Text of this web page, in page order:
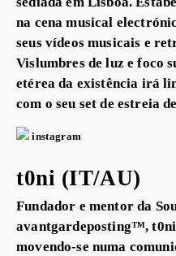
na cena musical
seus vídeos musicais e
Vislumbres de luz e foco
etérea da existência irá
com o seu set de estreia de
instagram
t0ni (IT/AU)
Fundador e mentor da
avantgardeposting™,
movendo-se numa